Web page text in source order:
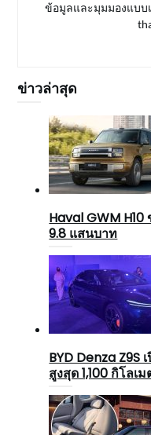
ข้อมูลและมุมมองแบบ
ข่าวล่าสุด
Haval GWM
9.8 แสนบาท
BYD Denza Z9S
สูงสุด 1,100 กิโลเ